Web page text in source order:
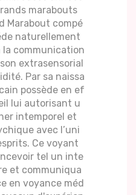
marabouts
Marabout compé
naturellement
communication
extrasensorial
Par sa naissa
possède en ef
lui autorisant u
intemporel et
avec l’uni
Ce voyant
tel un inte
et communiqua
en voyance méd